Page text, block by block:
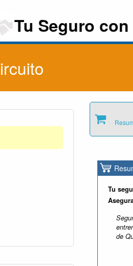
Tu Seguro con
Tu
de